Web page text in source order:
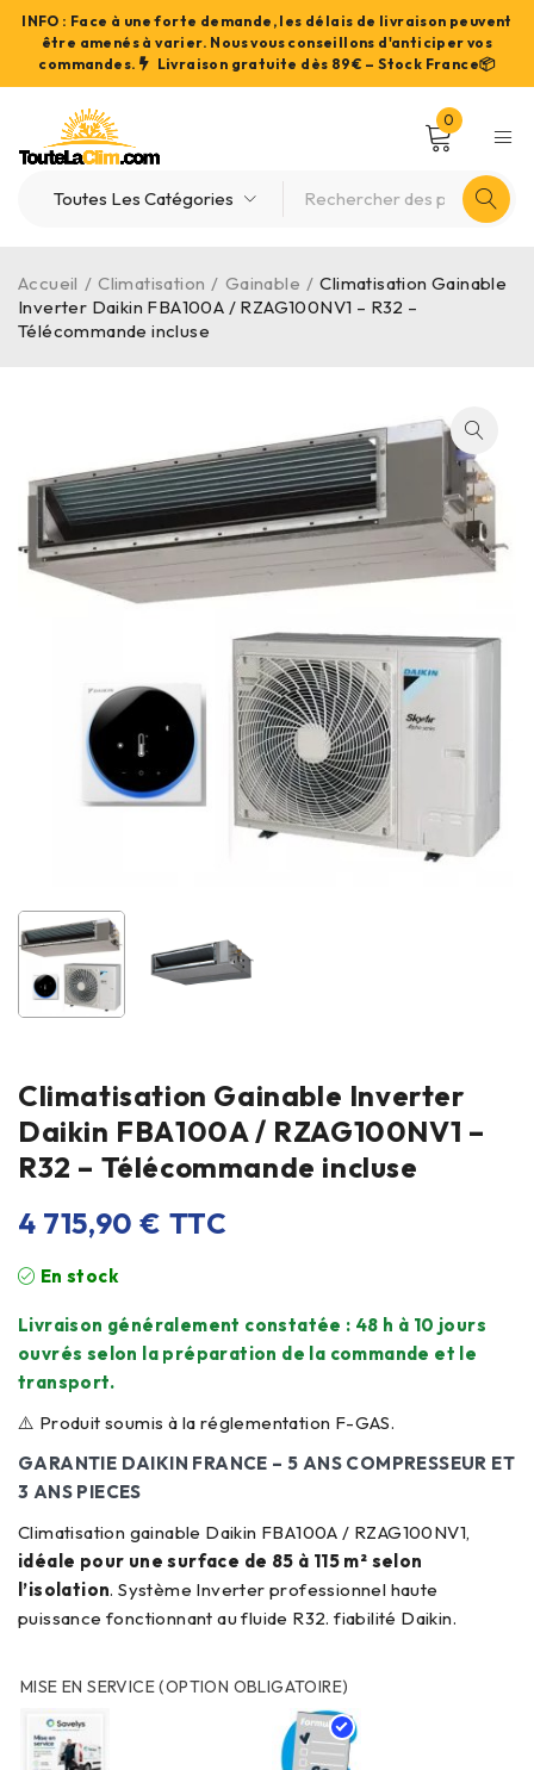
INFO : Face à une forte demande, les délais de livraison peuvent
être amenés à varier. Nous vous conseillons d'anticiper vos
commandes.
Livraison gratuite dès 89€ – Stock France📦
0
Accueil / Climatisation / Gainable / Climatisation Gainable
Inverter Daikin FBA100A / RZAG100NV1 – R32 –
Télécommande incluse
Climatisation Gainable Inverter
Daikin FBA100A / RZAG100NV1 –
R32 – Télécommande incluse
4 715,90€ TTC
En stock
Livraison généralement constatée : 48 h à 10 jours
ouvrés selon la préparation de la commande et le
transport.
⚠️ Produit soumis à la réglementation F-GAS.
GARANTIE DAIKIN FRANCE – 5 ANS COMPRESSEUR ET
3 ANS PIECES
Climatisation gainable Daikin FBA100A / RZAG100NV1,
idéale pour une surface de 85 à 115 m² selon
l’isolation. Système Inverter professionnel haute
puissance fonctionnant au fluide R32. fiabilité Daikin.
MISE EN SERVICE (OPTION OBLIGATOIRE)